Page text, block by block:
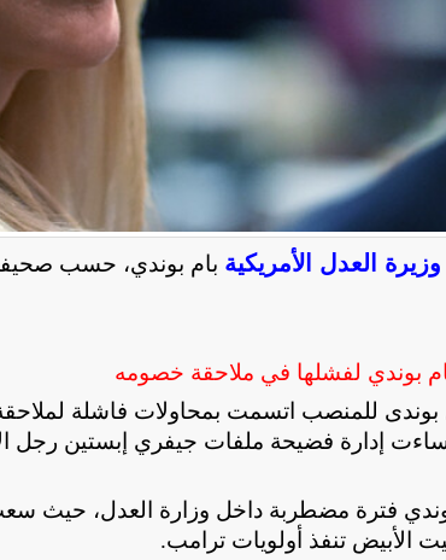
وزيرة العدل الأمريكية بام بوندي، حسب
بوندي لفشلها في ملاحقة خصومه
للمنصب اتسمت بمحاولات فاشلة
إدارة فضيحة ملفات جيفري إبستين رجل
فترة مضطربة داخل وزارة العدل، حيث
الأبيض تنفذ أولويات ترامب.